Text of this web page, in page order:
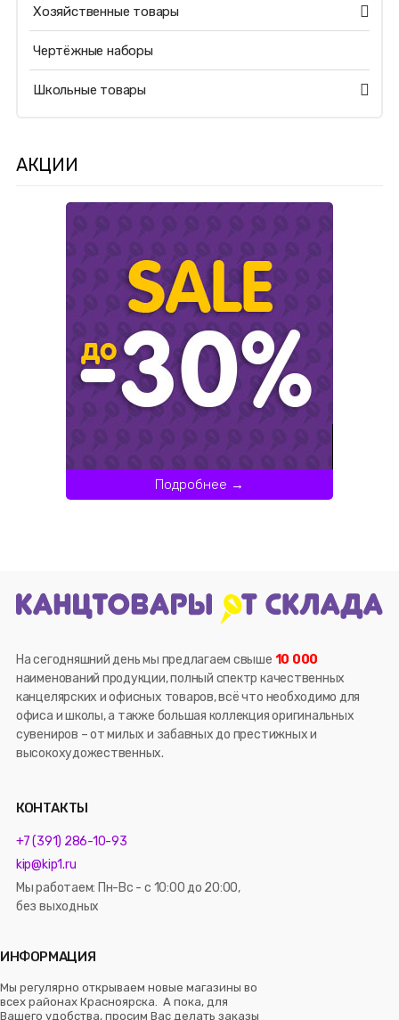
Хозяйственные товары
Чертёжные наборы
Школьные товары
АКЦИИ
Подробнее →
На сегодняшний день мы предлагаем свыше 10 000
наименований продукции, полный спектр качественных
канцелярских и офисных товаров, всё что необходимо для
офиса и школы, а также большая коллекция оригинальных
сувениров – от милых и забавных до престижных и
высокохудожественных.
КОНТАКТЫ
+7 (391) 286-10-93
kip@kip1.ru
Мы работаем: Пн-Вс - с 10:00 до 20:00,
без выходных
ИНФОРМАЦИЯ
Мы регулярно открываем новые магазины во
всех районах Красноярска. А пока, для
Вашего удобства, просим Вас делать заказы